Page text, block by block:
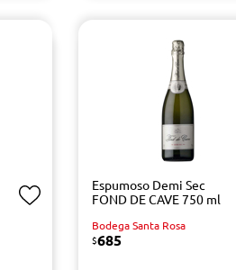
Espumoso Demi Sec
FOND DE CAVE 750 ml
Bodega Santa Rosa
$685